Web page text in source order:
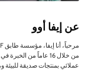
عن إيفا أوو
مرحباً، أنا إيفا، مؤسسة طابق MF.
من خلال 16 عاماً من
عملائي بمنتجات صديقة